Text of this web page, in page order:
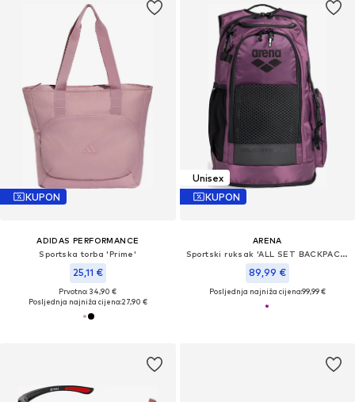
KUPON
ADIDAS PERFORMANCE
Sportska torba 'Prime'
25,11 €
Prvotno: 34,90 €
Posljednja najniža cijena:27,90 €
Unisex
KUPON
ARENA
Sportski ruksak 'ALL SET BACKPACK 45L'
89,99 €
Posljednja najniža cijena:99,99 €